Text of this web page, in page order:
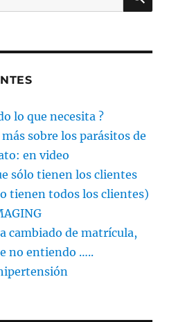
lo que necesita ?
sobre los parásitos de
en video
sólo tienen los clientes
tienen todos los clientes)
cambiado de matrícula,
no entiendo …..